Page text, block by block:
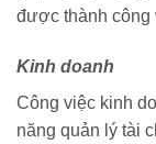
được thành công
Kinh doanh
Công việc kinh
năng quản lý tài